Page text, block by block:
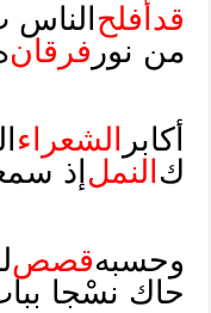
قد أفلح
من نور فرقان
أكابر الشعراء
ك النمل إذ
وحسبهقصص
حاك نسْجا